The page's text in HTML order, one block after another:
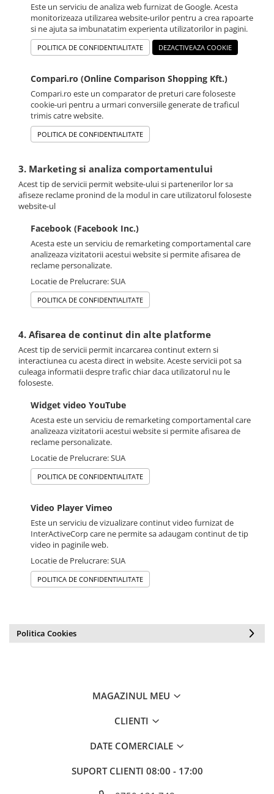
Este un serviciu de analiza web furnizat de Google. Acesta
monitorizeaza utilizarea website-urilor pentru a crea rapoarte
si ne ajuta sa imbunatatim experienta utilizatorilor in pagini.
POLITICA DE CONFIDENTIALITATE DEZACTIVEAZA COOKIE
Compari.ro (Online Comparison Shopping Kft.)
Compari.ro este un comparator de preturi care foloseste
cookie-uri pentru a urmari conversiile generate de traficul
trimis catre website.
POLITICA DE CONFIDENTIALITATE
3. Marketing si analiza comportamentului
Acest tip de servicii permit website-ului si partenerilor lor sa
afiseze reclame pronind de la modul in care utilizatorul foloseste
website-ul
Facebook (Facebook Inc.)
Acesta este un serviciu de remarketing comportamental care
analizeaza vizitatorii acestui website si permite afisarea de
reclame personalizate.
Locatie de Prelucrare: SUA
POLITICA DE CONFIDENTIALITATE
4. Afisarea de continut din alte platforme
Acest tip de servicii permit incarcarea continut extern si
interactiunea cu acesta direct in website. Aceste servicii pot sa
culeaga informatii despre trafic chiar daca utilizatorul nu le
foloseste.
Widget video YouTube
Acesta este un serviciu de remarketing comportamental care
analizeaza vizitatorii acestui website si permite afisarea de
reclame personalizate.
Locatie de Prelucrare: SUA
POLITICA DE CONFIDENTIALITATE
Video Player Vimeo
Este un serviciu de vizualizare continut video furnizat de
InterActiveCorp care ne permite sa adaugam continut de tip
video in paginile web.
Locatie de Prelucrare: SUA
POLITICA DE CONFIDENTIALITATE
Politica Cookies
MAGAZINUL MEU
CLIENTI
DATE COMERCIALE
SUPORT CLIENTI 08:00 - 17:00